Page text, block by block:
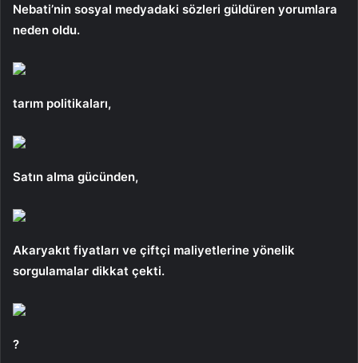
Nebati’nin sosyal medyadaki sözleri güldüren yorumlara
neden oldu.
tarım politikaları,
Satın alma gücünden,
Akaryakıt fiyatları ve çiftçi maliyetlerine yönelik
sorgulamalar dikkat çekti.
?